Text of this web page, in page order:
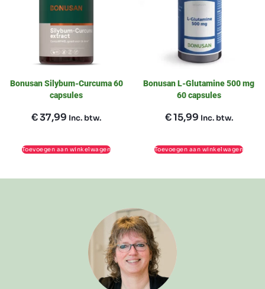
Bonusan Silybum-Curcuma 60
capsules
€37,99 Inc. btw.
Toevoegen aan winkelwagen
Bonusan L-Glutamine 500 mg
60 capsules
€15,99 Inc. btw.
Toevoegen aan winkelwagen